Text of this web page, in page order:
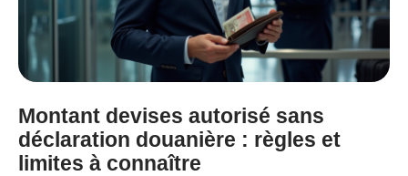
Montant devises autorisé sans
déclaration douanière : règles et
limites à connaître